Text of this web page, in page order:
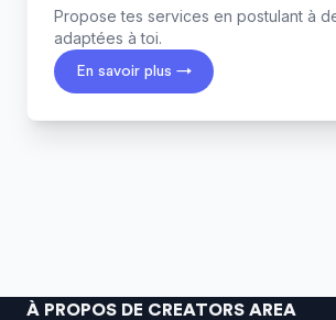
Propose tes services en postulant à
adaptées à toi.
En savoir plus →
À PROPOS DE CREATORS AREA